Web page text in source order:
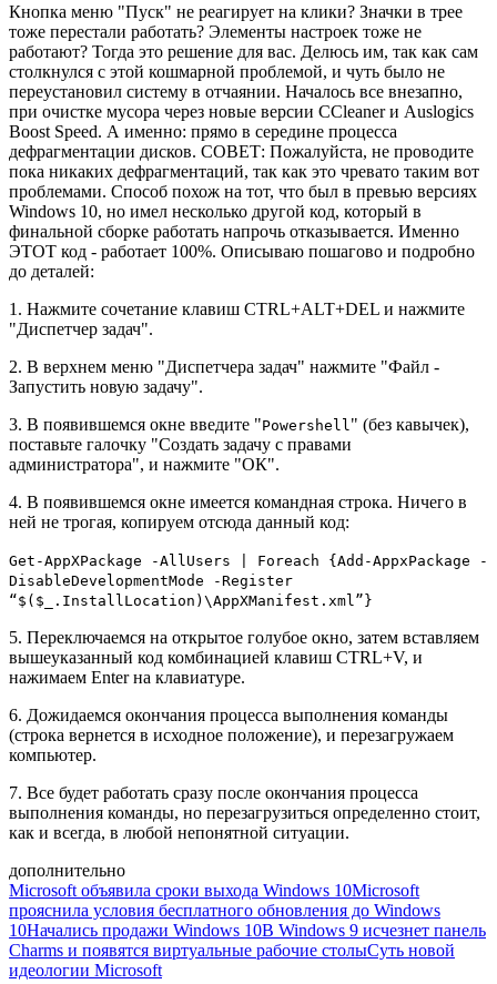
Кнопка меню "Пуск" не реагирует на клики? Значки в трее
тоже перестали работать? Элементы настроек тоже не
работают? Тогда это решение для вас. Делюсь им, так как сам
столкнулся с этой кошмарной проблемой, и чуть было не
переустановил систему в отчаянии. Началось все внезапно,
при очистке мусора через новые версии CCleaner и Auslogics
Boost Speed. А именно: прямо в середине процесса
дефрагментации дисков. СОВЕТ: Пожалуйста, не проводите
пока никаких дефрагментаций, так как это чревато таким вот
проблемами. Способ похож на тот, что был в превью версиях
Windows 10, но имел несколько другой код, который в
финальной сборке работать напрочь отказывается. Именно
ЭТОТ код - работает 100%. Описываю пошагово и подробно
до деталей:
1. Нажмите сочетание клавиш CTRL+ALT+DEL и нажмите
"Диспетчер задач".
2. В верхнем меню "Диспетчера задач" нажмите "Файл -
Запустить новую задачу".
3. В появившемся окне введите "Powershell " (без кавычек),
поставьте галочку "Создать задачу с правами
администратора", и нажмите "ОК".
4. В появившемся окне имеется командная строка. Ничего в
ней не трогая, копируем отсюда данный код:
Get-AppXPackage -AllUsers | Foreach {Add-AppxPackage -
DisableDevelopmentMode -Register
“$($_.InstallLocation)\AppXManifest.xml”}
5. Переключаемся на открытое голубое окно, затем вставляем
вышеуказанный код комбинацией клавиш CTRL+V, и
нажимаем Enter на клавиатуре.
6. Дожидаемся окончания процесса выполнения команды
(строка вернется в исходное положение), и перезагружаем
компьютер.
7. Все будет работать сразу после окончания процесса
выполнения команды, но перезагрузиться определенно стоит,
как и всегда, в любой непонятной ситуации.
дополнительно
Microsoft объявила сроки выхода Windows 10Microsoft
прояснила условия бесплатного обновления до Windows
10Начались продажи Windows 10В Windows 9 исчезнет панель
Charms и появятся виртуальные рабочие столыСуть новой
идеологии Microsoft